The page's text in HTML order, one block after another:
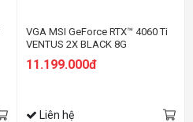
VGA MSI GeForce RTX™ 4060 Ti
VENTUS 2X BLACK 8G
11.199.000đ
Liên hệ